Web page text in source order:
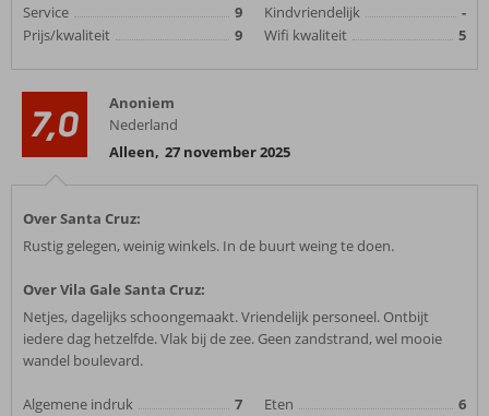
Service
9
Prijs/kwaliteit
9
Kindvriendelijk
-
Wifi kwaliteit
5
7,0
Anoniem
Nederland
Alleen, 27 november 2025
Over Santa Cruz:
Rustig gelegen, weinig winkels. In de buurt weing te doen.
Over Vila Gale Santa Cruz:
Netjes, dagelijks schoongemaakt. Vriendelijk personeel. Ontbijt
iedere dag hetzelfde. Vlak bij de zee. Geen zandstrand, wel mooie
wandel boulevard.
Algemene indruk
7
Eten
6